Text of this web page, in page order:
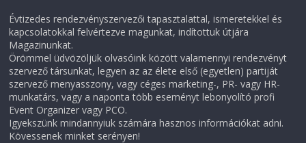
Évtizedes rendezvényszervezői tapasztalattal, ismeretekkel és
kapcsolatokkal felvértezve magunkat, indítottuk útjára
Magazinunkat.
Örömmel üdvözöljük olvasóink között valamennyi rendezvényt
szervező társunkat, legyen az az élete első (egyetlen) partiját
szervező menyasszony, vagy céges marketing-, PR- vagy HR-
munkatárs, vagy a naponta több eseményt lebonyolító profi
Event Organizer vagy PCO.
Igyekszünk mindannyiuk számára hasznos információkat adni.
Kövessenek minket serényen!